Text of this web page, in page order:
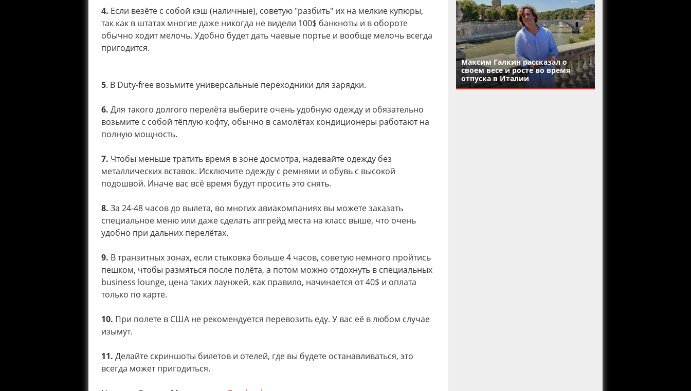
4. Если везёте с собой кэш (наличные), советую "разбить" их на мелкие купюры,
так как в штатах многие даже никогда не видели 100$ банкноты и в обороте
обычно ходит мелочь. Удобно будет дать чаевые портье и вообще мелочь всегда
пригодится.
5. В Duty-free возьмите универсальные переходники для зарядки.
6. Для такого долгого перелёта выберите очень удобную одежду и обязательно
возьмите с собой тёплую кофту, обычно в самолётах кондиционеры работают на
полную мощность.
7. Чтобы меньше тратить время в зоне досмотра, надевайте одежду без
металлических вставок. Исключите одежду с ремнями и обувь с высокой
подошвой. Иначе вас всё время будут просить это снять.
8. За 24-48 часов до вылета, во многих авиакомпаниях вы можете заказать
специальное меню или даже сделать апгрейд места на класс выше, что очень
удобно при дальних перелётах.
9. В транзитных зонах, если стыковка больше 4 часов, советую немного пройтись
пешком, чтобы размяться после полёта, а потом можно отдохнуть в специальных
business lounge, цена таких лаунжей, как правило, начинается от 40$ и оплата
только по карте.
10. При полете в США не рекомендуется перевозить еду. У вас её в любом случае
изымут.
11. Делайте скриншоты билетов и отелей, где вы будете останавливаться, это
всегда может пригодиться.
Максим Галкин рассказал о
своем весе и росте во время
отпуска в Италии